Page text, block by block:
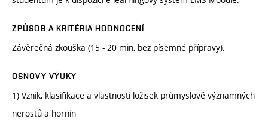
ZPŮSOB A KRITÉRIA HODNOCENÍ
Závěrečná zkouška (15 - 20 min, bez písemné přípravy).
OSNOVY VÝUKY
1) Vznik, klasifikace a vlastnosti ložisek průmyslově významných
nerostů a hornin